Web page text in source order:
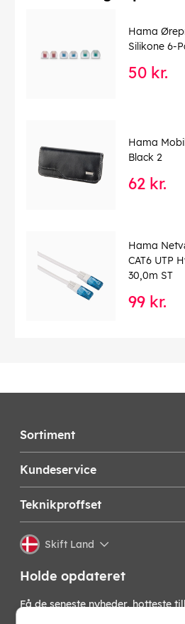
Hama
Silikone 6-
50 kr.
Hama
Black 2
62 kr.
Hama
CAT6 UTP
30,0m ST
99 kr.
Sortiment
Kundeservice
Teknikproffset
Skift Land
Holde opdateret
Få de seneste nyheder, hotteste